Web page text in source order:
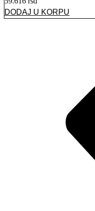
DODAJ U KORPU